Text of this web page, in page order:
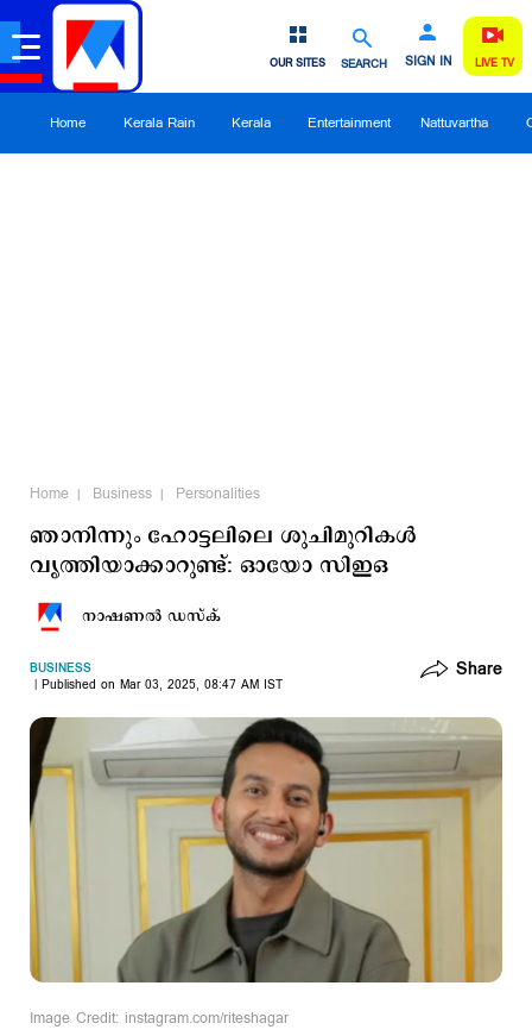
SEARCH SIGN IN
OUR SITES LIVE TV
Home Kerala Rain Kerala Entertainment Nattuvartha
Home Business Personalities
ഞാനിന്നും ഹോട്ടലിലെ ശുചിമുറികള്‍
വൃത്തിയാക്കാറുണ്ട്: ഓയോ സിഇഒ
നാഷണല്‍ ഡസ്ക്
BUSINESS
Published on Mar 03, 2025, 08:47 AM IST
Share
Image Credit: instagram.com/riteshagar